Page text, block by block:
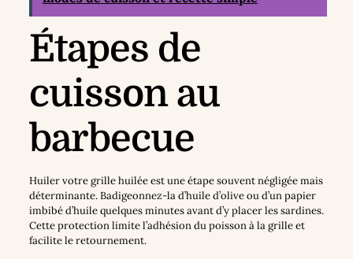
Étapes de
cuisson au
barbecue
Huiler votre grille huilée est une étape souvent négligée mais
déterminante. Badigeonnez-la d’huile d’olive ou d’un papier
imbibé d’huile quelques minutes avant d’y placer les sardines.
Cette protection limite l’adhésion du poisson à la grille et
facilite le retournement.